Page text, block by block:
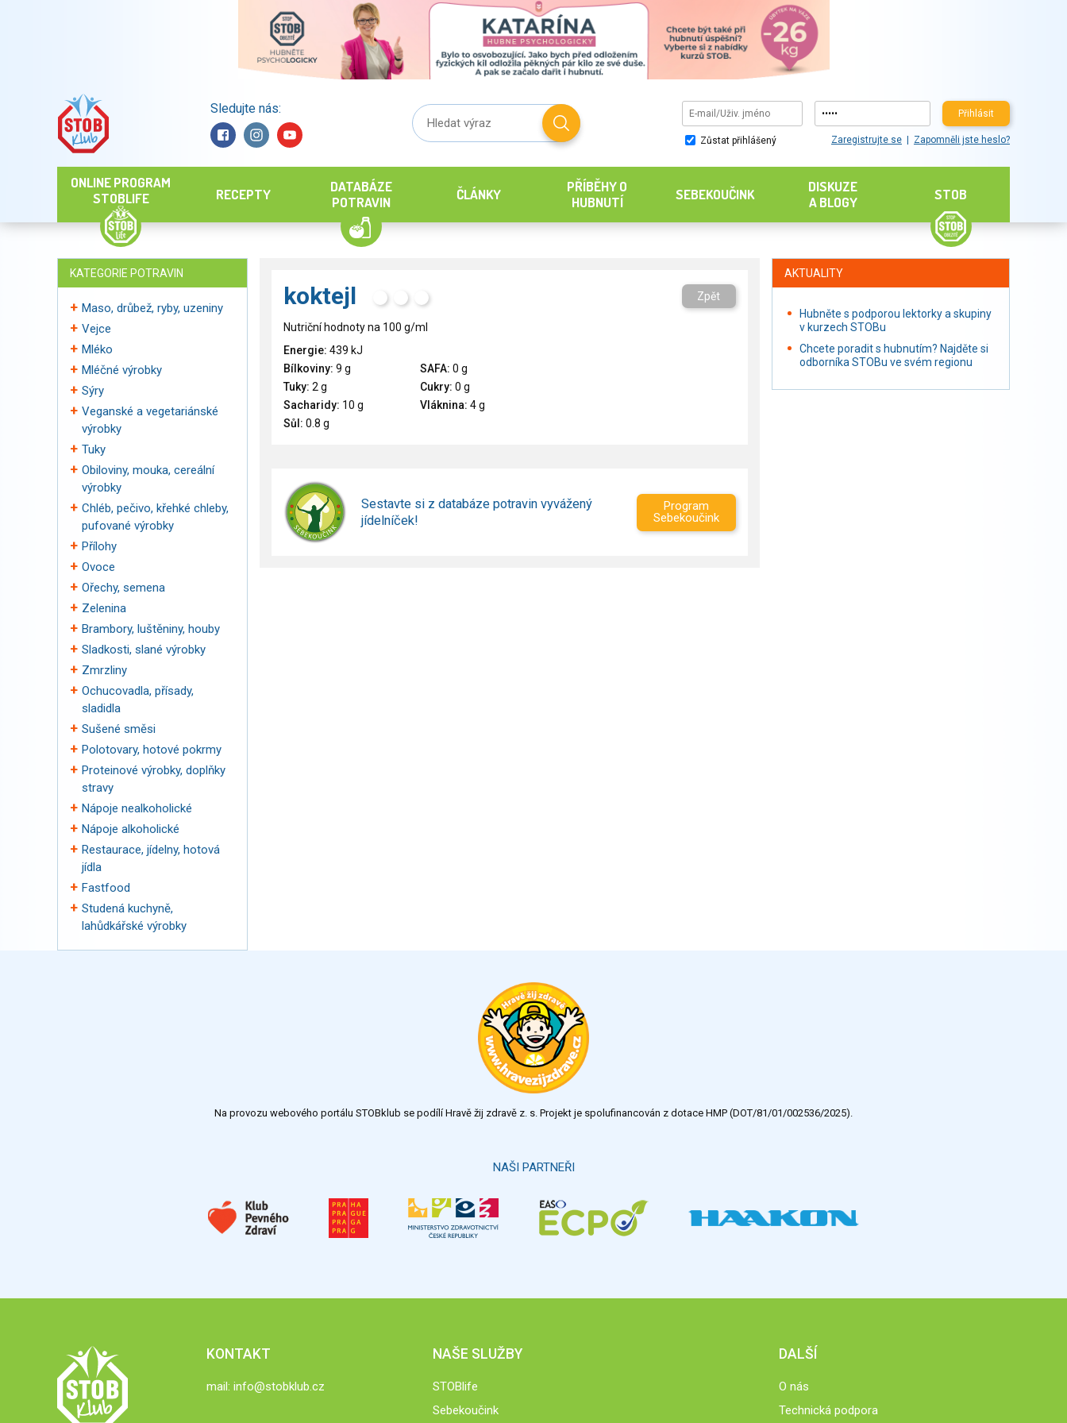
Sledujte nás: Přihlásit
Zůstat přihlášený Zaregistrujte se Zapomněli jste heslo?
ONLINE PROGRAM
STOBLIFE
RECEPTY
DATABÁZE
POTRAVIN
ČLÁNKY
PŘÍBĚHY O
HUBNUTÍ
SEBEKOUČINK
DISKUZE
A BLOGY
STOB
KATEGORIE POTRAVIN
Maso, drůbež, ryby, uzeniny
Vejce
Mléko
Mléčné výrobky
Sýry
Veganské a vegetariánské
výrobky
Tuky
Obiloviny, mouka, cereální
výrobky
Chléb, pečivo, křehké chleby,
pufované výrobky
Přílohy
Ovoce
Ořechy, semena
Zelenina
Brambory, luštěniny, houby
Sladkosti, slané výrobky
Zmrzliny
Ochucovadla, přísady,
sladidla
Sušené směsi
Polotovary, hotové pokrmy
Proteinové výrobky, doplňky
stravy
Nápoje nealkoholické
Nápoje alkoholické
Restaurace, jídelny, hotová
jídla
Fastfood
Studená kuchyně,
lahůdkářské výrobky
koktejl Zpět
Nutriční hodnoty na 100 g/ml
Energie: 439 kJ
Bílkoviny: 9 g SAFA: 0 g
Tuky: 2 g Cukry: 0 g
Sacharidy: 10 g Vláknina: 4 g
Sůl: 0.8 g
Sestavte si z databáze potravin vyvážený
jídelníček!
Program
Sebekoučink
AKTUALITY
Hubněte s podporou lektorky a skupiny
v kurzech STOBu
Chcete poradit s hubnutím? Najděte si
odborníka STOBu ve svém regionu
Na provozu webového portálu STOBklub se podílí Hravě žij zdravě z. s. Projekt je spolufinancován z dotace HMP (DOT/81/01/002536/2025).
NAŠI PARTNEŘI
KONTAKT
mail: info@stobklub.cz
NAŠE SLUŽBY
STOBlife
Sebekoučink
DALŠÍ
O nás
Technická podpora